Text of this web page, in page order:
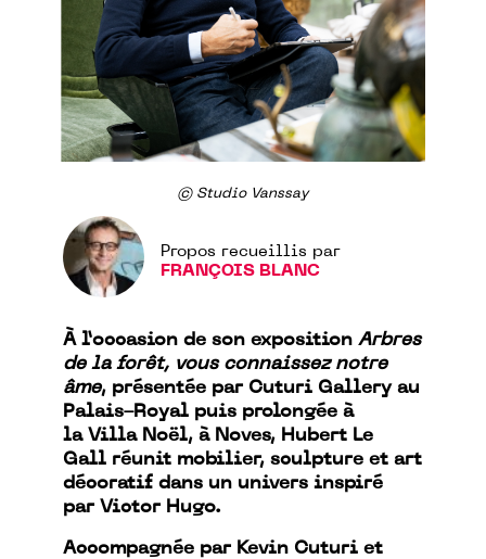
© Studio Vanssay
Propos recueillis par
FRANÇOIS BLANC
À l’occasion de son exposition Arbres
de la forêt, vous connaissez notre
âme, présentée par Cuturi Gallery au
Palais-Royal puis prolongée à
la Villa Noël, à Noves, Hubert Le
Gall réunit mobilier, sculpture et art
décoratif dans un univers inspiré
par Victor Hugo.
Accompagnée par Kevin Cuturi et